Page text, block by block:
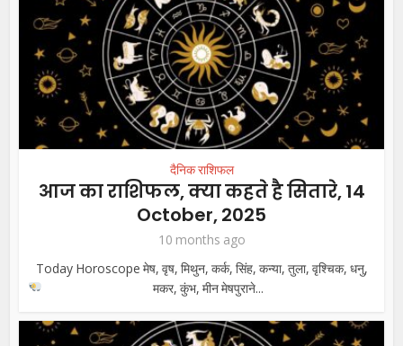
दैनिक राशिफल
आज का राशिफल, क्या कहते है सितारे, 14
October, 2025
10 months ago
Today Horoscope मेष, वृष, मिथुन, कर्क, सिंह, कन्या, तुला, वृश्चिक, धनु,
मकर, कुंभ, मीनमेषपुराने...